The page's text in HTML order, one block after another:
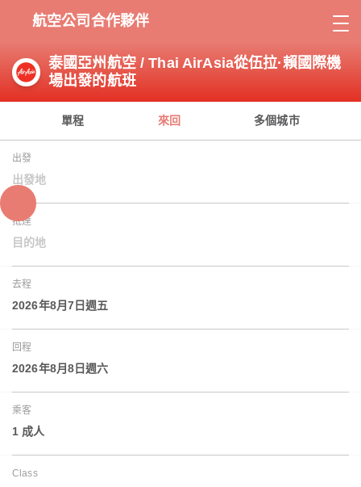
航空公司合作夥伴
泰國亞州航空 / Thai AirAsia從伍拉·賴國際機
場出發的航班
單程 來回 多個城市
出發
出發地
抵達
目的地
去程
2026年8月7日週五
回程
2026年8月8日週六
乘客
1 成人
Class